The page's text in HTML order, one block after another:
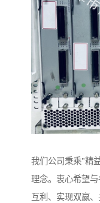
我们公司秉乘"精
理念。衷心希望
互利、实现双赢、